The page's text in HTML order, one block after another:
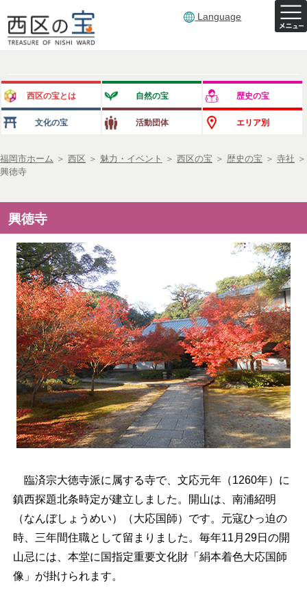
Language
西区の宝とは 自然の宝 歴史の宝
文化の宝 活動団体 エリア別
福岡市ホーム ＞ 西区 ＞ 魅力・イベント ＞ 西区の宝 ＞ 歴史の宝 ＞ 寺社 ＞
興徳寺
興徳寺
臨済宗大徳寺派に属する寺で、文応元年（1260年）に
鎮西探題北条時定が建立しました。開山は、南浦紹明
（なんぼしょうめい）（大応国師）です。元寇ひっ迫の
時、三年間住職として留まりました。毎年11月29日の開
山忌には、本堂に国指定重要文化財「絹本着色大応国師
像」が掛けられます。